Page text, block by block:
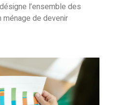
l’ensemble des
de devenir